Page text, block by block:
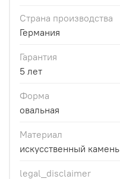
Страна производства
Германия
Гарантия
5 лет
Форма
овальная
Материал
искусственный камень
legal_disclaimer